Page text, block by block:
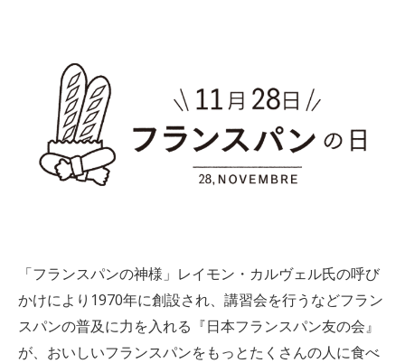
「フランスパンの神様」レイモン・カルヴェル氏の呼び
かけにより1970年に創設され、講習会を行うなどフラン
スパンの普及に力を入れる『日本フランスパン友の会』
が、おいしいフランスパンをもっとたくさんの人に食べ